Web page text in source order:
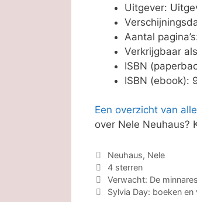
Uitgever:
Aantal
Verkrijgbaar
ISBN
ISBN (ebook):
Een overzicht van
over Nele Neuhaus?
Categorieën
Neuhaus, Nele
Tags
4 sterren
Verwacht: De
Sylvia Day: boeken